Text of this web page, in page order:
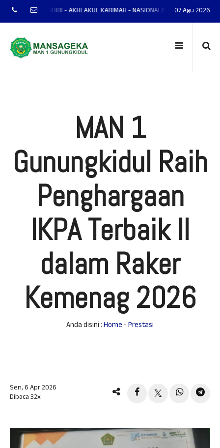
- MANDIRI - AKHLAKUL KARIMAH - NASIONALIS - TERAMPIL - ADAPTIF -
07 Agu 2026
MAN 1
Gunungkidul Raih
Penghargaan
IKPA Terbaik II
dalam Raker
Kemenag 2026
Anda disini :Home -Prestasi
Sen, 6 Apr 2026
Dibaca 32x